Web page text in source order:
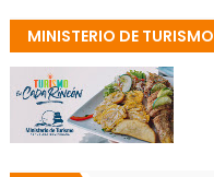
MINISTERIO DE TURISMO